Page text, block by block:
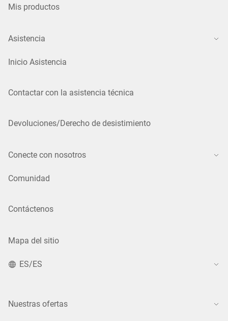
Mis productos
Asistencia
Inicio Asistencia
Contactar con la asistencia técnica
Devoluciones/Derecho de desistimiento
Conecte con nosotros
Comunidad
Contáctenos
Mapa del sitio
ES/ES
Nuestras ofertas